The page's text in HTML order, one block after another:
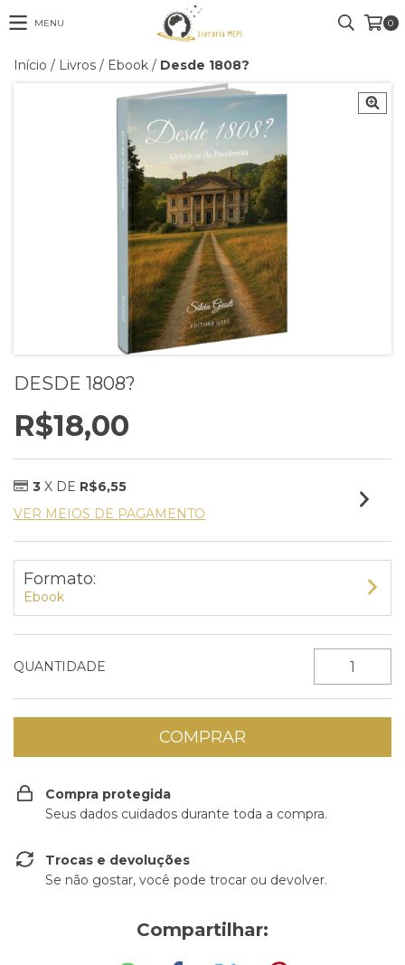
MENU 0
Início / Livros / Ebook / Desde 1808?
DESDE 1808?
R$18,00
3 X DE R$6,55
VER MEIOS DE PAGAMENTO
Formato:
Ebook
QUANTIDADE
Compra protegida
Seus dados cuidados durante toda a compra.
Trocas e devoluções
Se não gostar, você pode trocar ou devolver.
Compartilhar: